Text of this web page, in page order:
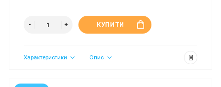
КУПИТИ
Характеристики Опис